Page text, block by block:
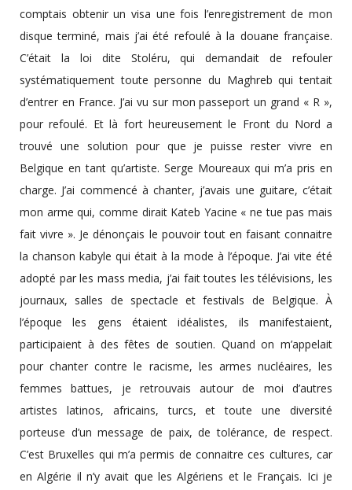
comptais obtenir un visa une fois l’enregistrement de mon
disque terminé, mais j’ai été refoulé à la douane française.
C’était la loi dite Stoléru, qui demandait de refouler
systématiquement toute personne du Maghreb qui tentait
d’entrer en France. J’ai vu sur mon passeport un grand « R »,
pour refoulé. Et là fort heureusement le Front du Nord a
trouvé une solution pour que je puisse rester vivre en
Belgique en tant qu’artiste. Serge Moureaux qui m’a pris en
charge. J’ai commencé à chanter, j’avais une guitare, c’était
mon arme qui, comme dirait Kateb Yacine « ne tue pas mais
fait vivre ». Je dénonçais le pouvoir tout en faisant connaitre
la chanson kabyle qui était à la mode à l’époque. J’ai vite été
adopté par les mass media, j’ai fait toutes les télévisions, les
journaux, salles de spectacle et festivals de Belgique. À
l’époque les gens étaient idéalistes, ils manifestaient,
participaient à des fêtes de soutien. Quand on m’appelait
pour chanter contre le racisme, les armes nucléaires, les
femmes battues, je retrouvais autour de moi d’autres
artistes latinos, africains, turcs, et toute une diversité
porteuse d’un message de paix, de tolérance, de respect.
C’est Bruxelles qui m’a permis de connaitre ces cultures, car
en Algérie il n’y avait que les Algériens et le Français. Ici je